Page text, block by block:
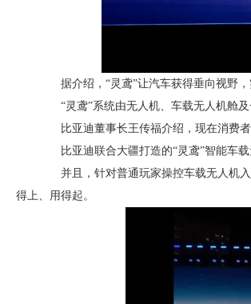
据介绍，“灵鸢”让汽车获得垂向视野，
“灵鸢”系统由无人机、车载无人机舱及
比亚迪董事长王传福介绍，现在消费者
比亚迪联合大疆打造的“灵鸢”智能车载
并且，针对普通玩家操控车载无人机入
得上、用得起。